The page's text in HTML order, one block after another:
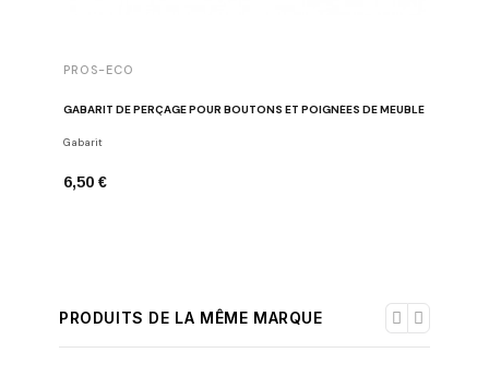
PROS-ECO
GABARIT DE PERÇAGE POUR BOUTONS ET POIGNÉES DE MEUBLE
Gabarit
6,50 €
PRODUITS DE LA MÊME MARQUE